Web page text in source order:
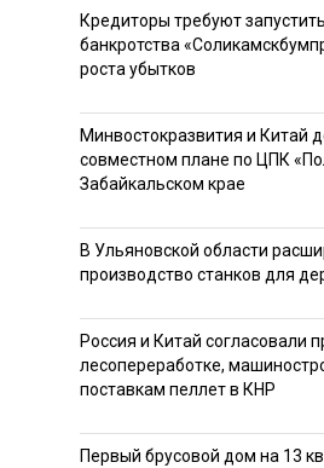
Кредиторы требуют
банкротства
роста убытков
Минвостокразвития и Китай
совместном плане по ЦПК
Забайкальском крае
В Ульяновской области
производство станков для
Россия и Китай согласовали
лесопереработке,
поставкам пеллет в КНР
Первый брусовой дом на 13